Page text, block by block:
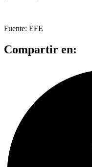
Fuente: EFE
Compartir en: